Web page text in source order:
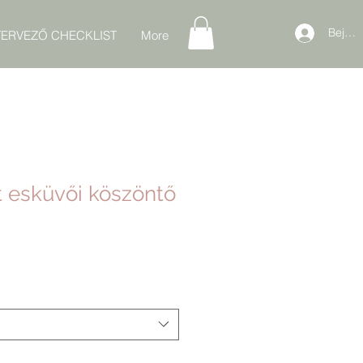
CHECKLIST More
esküvői köszöntő